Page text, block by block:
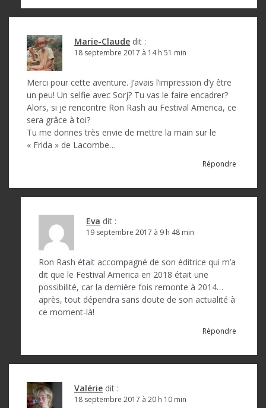
Marie-Claude dit :
18 septembre 2017 à 14 h 51 min
Merci pour cette aventure. J’avais l’impression d’y être
un peu! Un selfie avec Sorj? Tu vas le faire encadrer?
Alors, si je rencontre Ron Rash au Festival America, ce
sera grâce à toi?
Tu me donnes très envie de mettre la main sur le
« Frida » de Lacombe…
Répondre
Eva dit :
19 septembre 2017 à 9 h 48 min
Ron Rash était accompagné de son éditrice qui m’a
dit que le Festival America en 2018 était une
possibilité, car la dernière fois remonte à 2014…
après, tout dépendra sans doute de son actualité à
ce moment-là!
Répondre
Valérie dit :
18 septembre 2017 à 20 h 10 min